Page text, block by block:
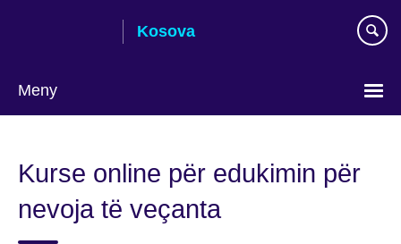
Kosova
Meny
language
Kurse online për edukimin për
nevoja të veçanta